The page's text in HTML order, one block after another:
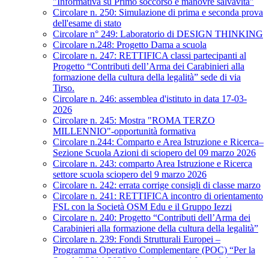
Circolare n. 250: Simulazione di prima e seconda prova
dell'esame di stato
Circolare n° 249: Laboratorio di DESIGN THINKING
Circolare n.248: Progetto Dama a scuola
Circolare n. 247: RETTIFICA classi partecipanti al
Progetto “Contributi dell’Arma dei Carabinieri alla
formazione della cultura della legalità” sede di via
Tirso.
Circolare n. 246: assemblea d'istituto in data 17-03-
2026
Circolare n. 245: Mostra "ROMA TERZO
MILLENNIO"-opportunità formativa
Circolare n.244: Comparto e Area Istruzione e Ricerca–
Sezione Scuola Azioni di sciopero del 09 marzo 2026
Circolare n. 243: comparto Area Istruzione e Ricerca
settore scuola sciopero del 9 marzo 2026
Circolare n. 242: errata corrige consigli di classe marzo
Circolare n. 241: RETTIFICA incontro di orientamento
FSL con la Società OSM Edu e il Gruppo Iezzi
Circolare n. 240: Progetto “Contributi dell’Arma dei
Carabinieri alla formazione della cultura della legalità”
Circolare n. 239: Fondi Strutturali Europei –
Programma Operativo Complementare (POC) “Per la